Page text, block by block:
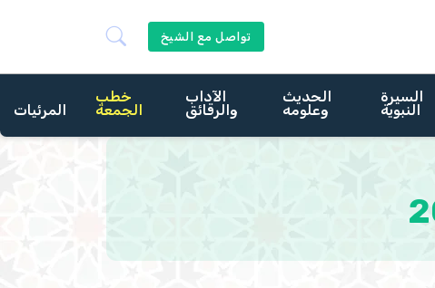
تواصل مع الشيخ
السيرة
النبوية
الحديث
وعلومه
الآداب
والرقائق
خطب
الجمعة المرئيات